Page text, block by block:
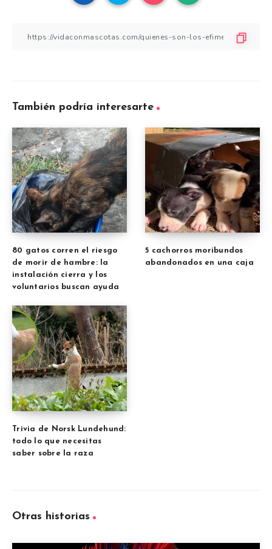
También podría interesarte
80 gatos corren el riesgo
de morir de hambre: la
instalación cierra y los
voluntarios buscan ayuda
5 cachorros moribundos
abandonados en una caja
Trivia de Norsk Lundehund:
todo lo que necesitas
saber sobre la raza
Otras historias